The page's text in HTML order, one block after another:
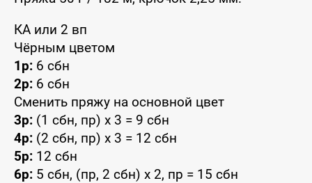
КА или 2 вп
Чёрным цветом
1р: 6 сбн
2р: 6 сбн
Сменить пряжу на основной цвет
3р: (1 сбн, пр) x 3 = 9 сбн
4р: (2 сбн, пр) x 3 = 12 сбн
5р: 12 сбн
6р: 5 сбн, (пр, 2 сбн) x 2, пр = 15 сбн